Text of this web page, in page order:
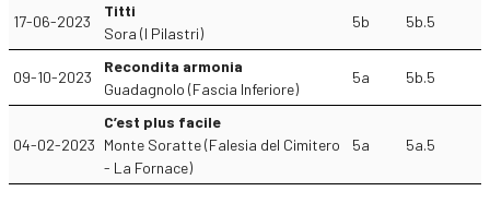
17-06-2023
Titti
Sora (I Pilastri)
5b 5b.5
09-10-2023
Recondita armonia
Guadagnolo (Fascia Inferiore)
5a 5b.5
04-02-2023
C’est plus facile
Monte Soratte (Falesia del Cimitero
- La Fornace)
5a 5a.5